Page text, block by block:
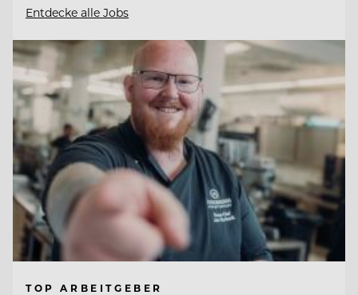
Entdecke alle Jobs
TOP ARBEITGEBER